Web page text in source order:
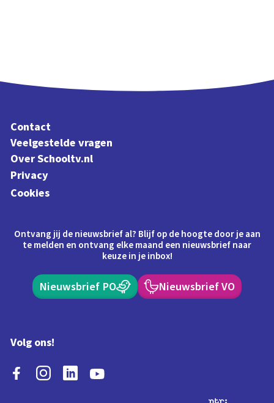
Contact
Veelgestelde vragen
Over Schooltv.nl
Privacy
Cookies
Ontvang jij de nieuwsbrief al? Blijf op de hoogte door je aan
te melden en ontvang elke maand een nieuwsbrief naar
keuze in je inbox!
Nieuwsbrief PO Nieuwsbrief VO
Volg ons!